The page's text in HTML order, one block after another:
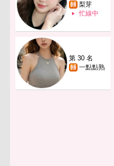
梨芽
忙線中
第 30 名
一點點熟